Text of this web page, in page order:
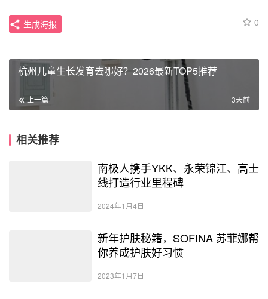
0
生成海报
杭州儿童生长发育去哪好？2026最新TOP5推荐
上一篇 3天前
相关推荐
南极人携手YKK、永荣锦江、高士
线打造行业里程碑
2024年1月4日
新年护肤秘籍，SOFINA 苏菲娜帮
你养成护肤好习惯
2023年1月7日